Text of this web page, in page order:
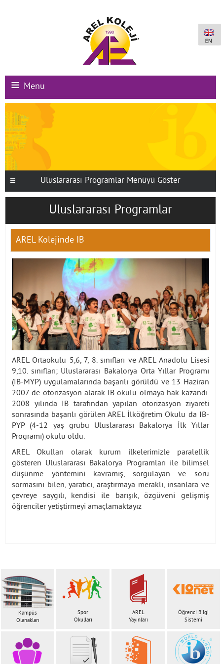
Menu
Kurumsal
Okullarımız
Kampüs Olanakları
İletişim
Uluslararası Programlar Menüyü Göster
Uluslararası Programlar
AREL Kolejinde IB
AREL Ortaokulu 5,6, 7, 8. sınıfları ve AREL Anadolu Lisesi
9,10. sınıfları; Uluslararası Bakalorya Orta Yıllar Programı
(IB-MYP) uygulamalarında başarılı görüldü ve 13 Haziran
2007 de otorizasyon alarak IB okulu olmaya hak kazandı.
2008 yılında IB tarafından yapılan otorizasyon ziyareti
sonrasında başarılı görülen AREL İlköğretim Okulu da IB-
PYP (4-12 yaş grubu Uluslararası Bakalorya İlk Yıllar
Programı) okulu oldu.
AREL Okulları olarak kurum ilkelerimizle paralellik
gösteren Uluslararası Bakalorya Programları ile bilimsel
düşünme yöntemini kavramış, sorgulayan ve soru
sormasını bilen, yaratıcı, araştırmaya meraklı, insanlara ve
çevreye saygılı, kendisi ile barışık, özgüveni gelişmiş
öğrenciler yetiştirmeyi amaçlamaktayız
Kampüs
Olanakları
Spor
Okulları
AREL
Yayınları
Öğrenci Bilgi
Sistemi